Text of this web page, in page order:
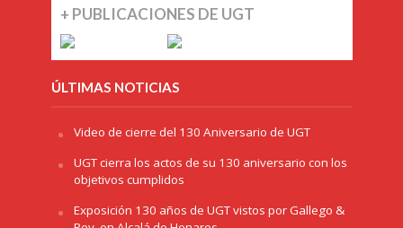
+ PUBLICACIONES DE UGT
ÚLTIMAS NOTICIAS
Video de cierre del 130 Aniversario de UGT
UGT cierra los actos de su 130 aniversario con los
objetivos cumplidos
Exposición 130 años de UGT vistos por Gallego &